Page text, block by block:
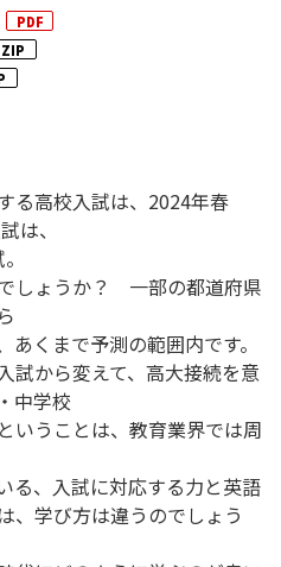
る高校入試は、2024年春
は、
しょうか？ 一部の都道府県
くまで予測の範囲内です。
試から変えて、高大接続を意
中学校
いうことは、教育業界では周
る、入試に対応する力と英語
、学び方は違うのでしょう